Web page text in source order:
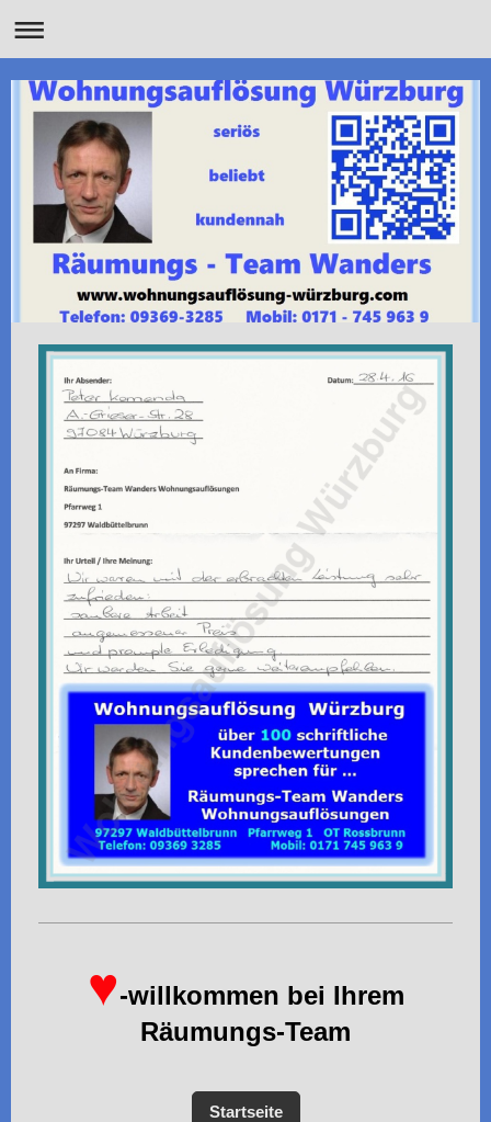
♥-willkommen bei Ihrem
Räumungs-Team
Startseite